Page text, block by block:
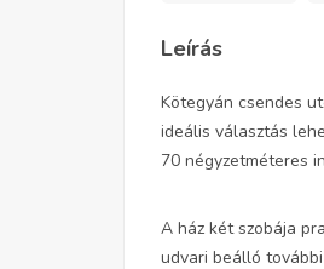
Leírás
Kötegyán csendes
ideális választás
70 négyzetméteres
A ház két szobája
udvari beálló